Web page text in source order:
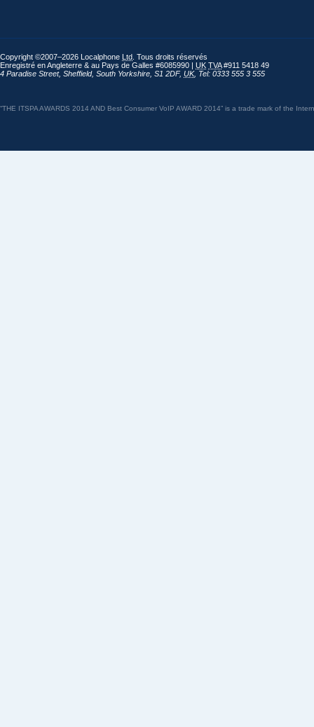
Copyright ©2007–2026 Localphone Ltd . Tous droits réservés
Enregistré en Angleterre & au Pays de Galles #6085990 | UK TVA#911 5418 49
4 Paradise Street, Sheffield, South Yorkshire S1 2DF, UK, Tel: 0333 555 3 555
“THE ITSPA AWARDS 2014 AND Best Consumer VoIP AWARD 2014” is a trade mark of the